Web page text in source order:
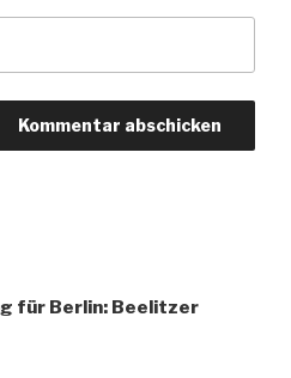
für Berlin: Beelitzer